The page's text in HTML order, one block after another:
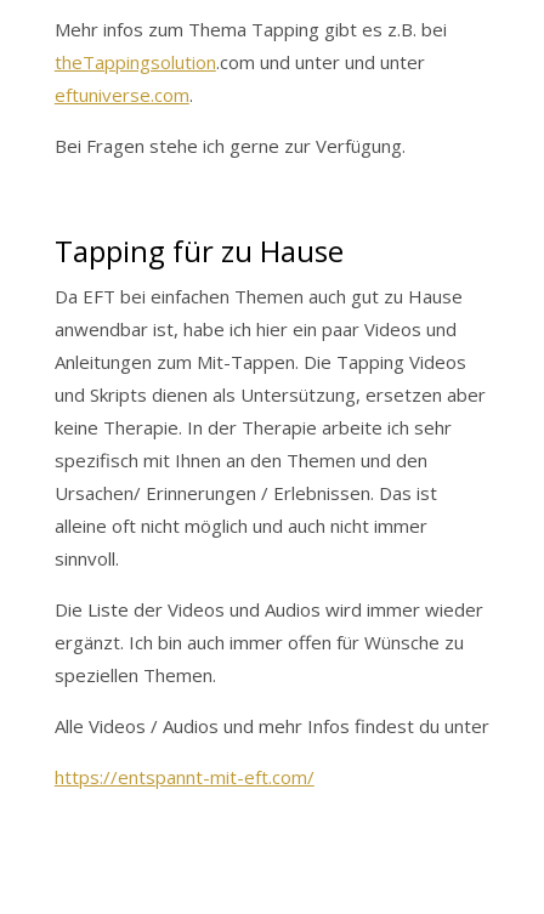
Mehr infos zum Thema Tapping gibt es z.B. bei
theTappingsolution.com und unter und unter
eftuniverse.com.
Bei Fragen stehe ich gerne zur Verfügung.
Tapping für zu Hause
Da EFT bei einfachen Themen auch gut zu Hause
anwendbar ist, habe ich hier ein paar Videos und
Anleitungen zum Mit-Tappen. Die Tapping Videos
und Skripts dienen als Untersützung, ersetzen aber
keine Therapie. In der Therapie arbeite ich sehr
spezifisch mit Ihnen an den Themen und den
Ursachen/ Erinnerungen / Erlebnissen. Das ist
alleine oft nicht möglich und auch nicht immer
sinnvoll.
Die Liste der Videos und Audios wird immer wieder
ergänzt. Ich bin auch immer offen für Wünsche zu
speziellen Themen.
Alle Videos / Audios und mehr Infos findest du unter
https://entspannt-mit-eft.com/